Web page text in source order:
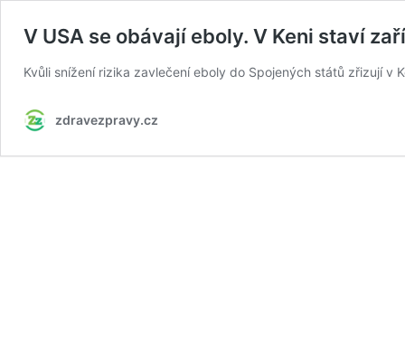
V USA se obávají eboly. V Keni staví
Kvůli snížení rizika zavlečení eboly do Spojených států zřizují v
zdravezpravy.cz